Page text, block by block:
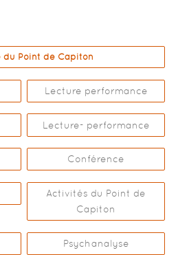
du Point de Capiton
Lecture performance
Lecture- performance
Conférence
Activités du Point de
Capiton
Psychanalyse